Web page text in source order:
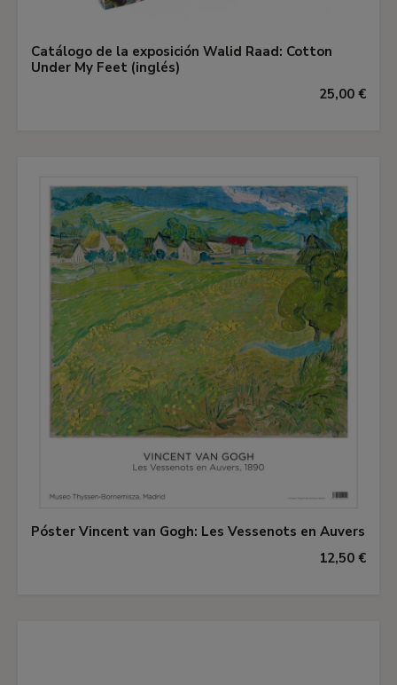
Catálogo de la exposición Walid Raad: Cotton
Under My Feet (inglés)
25,00 €
Póster Vincent van Gogh: Les Vessenots en Auvers
12,50 €